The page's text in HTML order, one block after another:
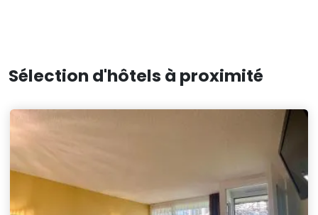
Sélection d'hôtels à proximité